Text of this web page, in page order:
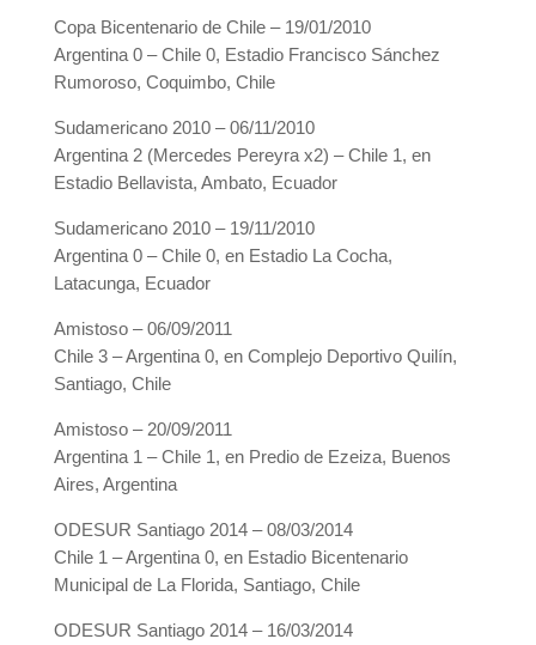
Copa Bicentenario de Chile – 19/01/2010
Argentina 0 – Chile 0, Estadio Francisco Sánchez
Rumoroso, Coquimbo, Chile
Sudamericano 2010 – 06/11/2010
Argentina 2 (Mercedes Pereyra x2) – Chile 1, en
Estadio Bellavista, Ambato, Ecuador
Sudamericano 2010 – 19/11/2010
Argentina 0 – Chile 0, en Estadio La Cocha,
Latacunga, Ecuador
Amistoso – 06/09/2011
Chile 3 – Argentina 0, en Complejo Deportivo Quilín,
Santiago, Chile
Amistoso – 20/09/2011
Argentina 1 – Chile 1, en Predio de Ezeiza, Buenos
Aires, Argentina
ODESUR Santiago 2014 – 08/03/2014
Chile 1 – Argentina 0, en Estadio Bicentenario
Municipal de La Florida, Santiago, Chile
ODESUR Santiago 2014 – 16/03/2014